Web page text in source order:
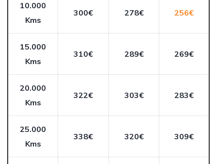
10.000
Kms
300€ 278€ 256€
15.000
Kms
310€ 289€ 269€
20.000
Kms
322€ 303€ 283€
25.000
Kms
338€ 320€ 309€